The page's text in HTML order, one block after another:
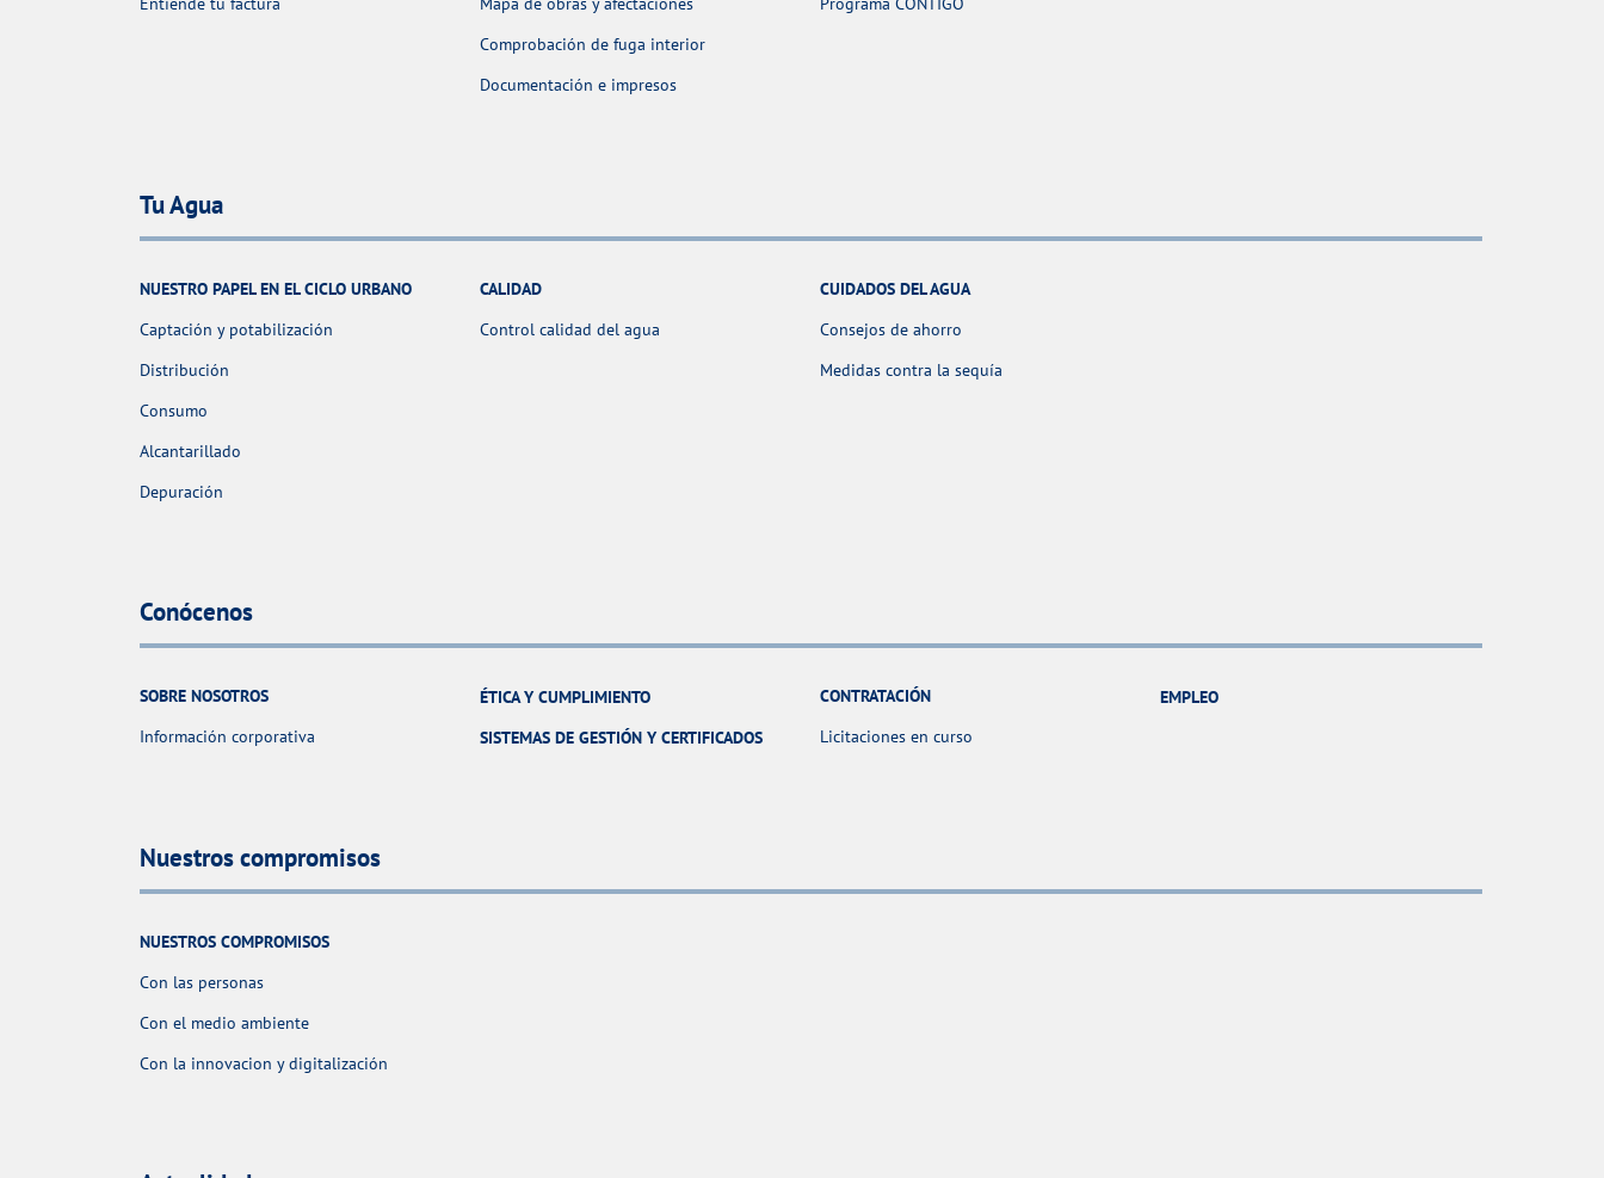
Comprobación de fuga interior
Documentación e impresos
Tu Agua
NUESTRO PAPEL EN EL CICLO URBANO
Captación y potabilización
Distribución
Consumo
Alcantarillado
Depuración
CALIDAD
Control calidad del agua
CUIDADOS DEL AGUA
Consejos de ahorro
Medidas contra la sequía
Conócenos
SOBRE NOSOTROS
Información corporativa
ÉTICA Y CUMPLIMIENTO
SISTEMAS DE GESTIÓN Y CERTIFICADOS
CONTRATACIÓN
Licitaciones en curso
EMPLEO
Nuestros compromisos
NUESTROS COMPROMISOS
Con las personas
Con el medio ambiente
Con la innovacion y digitalización